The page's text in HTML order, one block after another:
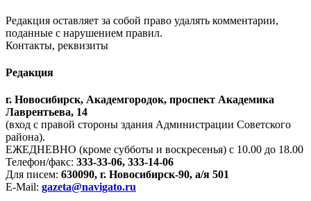
Редакция оставляет за собой право удалять комментарии,
поданные с нарушением правил.
Контакты, реквизиты
Редакция
г. Новосибирск, Академгородок, проспект Академика
Лаврентьева, 14
(вход с правой стороны здания Администрации Советского
района).
ЕЖЕДНЕВНО (кроме субботы и воскресенья) с 10.00 до 18.00
Телефон/факс: 333-33-06, 333-14-06
Для писем: 630090, г. Новосибирск-90, а/я 501
E-Mail: gazeta@navigato.ru